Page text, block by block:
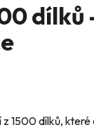
dílků
1500 dílků,